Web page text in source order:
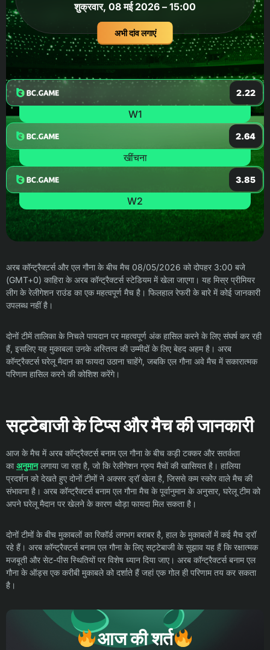
शुक्रवार, 08 मई 2026 – 15:00
अभी दांव लगाएं
2.22
W1
2.64
खींचना
3.85
W2
अरब कॉन्ट्रैक्टर्स और एल गौना के बीच मैच 08/05/2026 को दोपहर 3:00 बजे
(GMT+0) काहिरा के अरब कॉन्ट्रैक्टर्स स्टेडियम में खेला जाएगा। यह मिस्र प्रीमियर
लीग के रेलीगेशन राउंड का एक महत्वपूर्ण मैच है। फिलहाल रेफरी के बारे में कोई जानकारी
उपलब्ध नहीं है।
दोनों टीमें तालिका के निचले पायदान पर महत्वपूर्ण अंक हासिल करने के लिए संघर्ष कर रही
हैं, इसलिए यह मुकाबला उनके अस्तित्व की उम्मीदों के लिए बेहद अहम है। अरब
कॉन्ट्रैक्टर्स घरेलू मैदान का फायदा उठाना चाहेंगे, जबकि एल गौना अवे मैच में सकारात्मक
परिणाम हासिल करने की कोशिश करेंगे।
सट्टेबाजी के टिप्स और मैच की जानकारी
आज के मैच में अरब कॉन्ट्रैक्टर्स बनाम एल गौना के बीच कड़ी टक्कर और सतर्कता
काअनुमानलगाया जा रहा है, जो कि रेलीगेशन ग्रुप मैचों की खासियत है। हालिया
प्रदर्शन को देखते हुए दोनों टीमों ने अक्सर ड्रॉ खेला है, जिससे कम स्कोर वाले मैच की
संभावना है। अरब कॉन्ट्रैक्टर्स बनाम एल गौना मैच के पूर्वानुमान के अनुसार, घरेलू टीम को
अपने घरेलू मैदान पर खेलने के कारण थोड़ा फायदा मिल सकता है।
दोनों टीमों के बीच मुकाबलों का रिकॉर्ड लगभग बराबर है, हाल के मुकाबलों में कई मैच ड्रॉ
रहे हैं। अरब कॉन्ट्रैक्टर्स बनाम एल गौना के लिए सट्टेबाजी के सुझाव यह हैं कि रक्षात्मक
मजबूती और सेट-पीस स्थितियों पर विशेष ध्यान दिया जाए। अरब कॉन्ट्रैक्टर्स बनाम एल
गौना के ऑड्स एक करीबी मुकाबले को दर्शाते हैं जहां एक गोल ही परिणाम तय कर सकता
है।
आज की शर्त